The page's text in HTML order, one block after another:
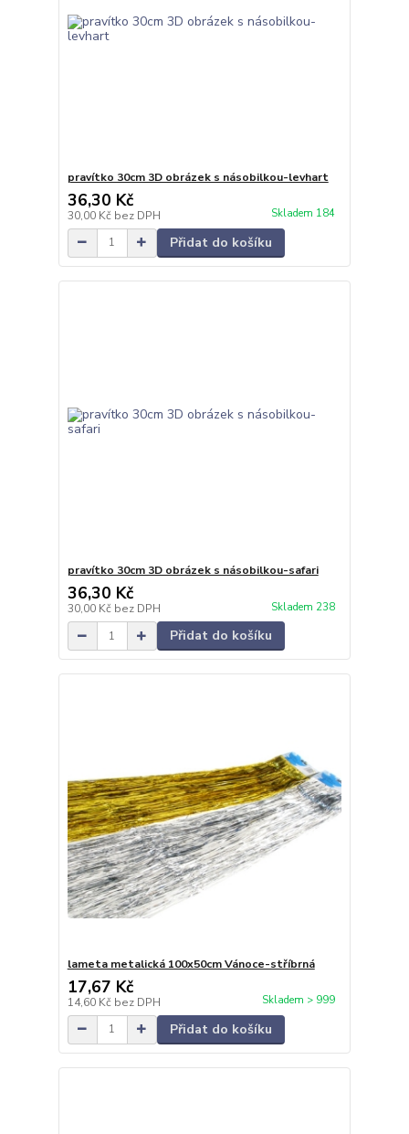
pravítko 30cm 3D obrázek s násobilkou-levhart
36,30 Kč
30,00 Kč bez DPH Skladem 184
Přidat do košíku
pravítko 30cm 3D obrázek s násobilkou-safari
36,30 Kč
30,00 Kč bez DPH Skladem 238
Přidat do košíku
lameta metalická 100x50cm Vánoce-stříbrná
17,67 Kč
14,60 Kč bez DPH Skladem > 999
Přidat do košíku